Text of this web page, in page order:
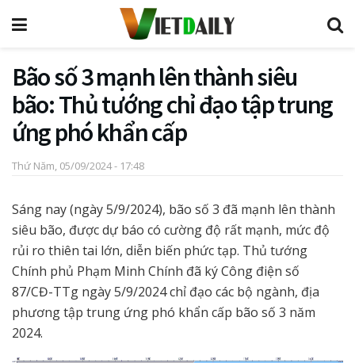
Bão số 3 mạnh lên thành siêu
bão: Thủ tướng chỉ đạo tập trung
ứng phó khẩn cấp
Thứ Năm, 05/09/2024 - 17:48
Sáng nay (ngày 5/9/2024), bão số 3 đã mạnh lên thành
siêu bão, được dự báo có cường độ rất mạnh, mức độ
rủi ro thiên tai lớn, diễn biến phức tạp. Thủ tướng
Chính phủ Phạm Minh Chính đã ký Công điện số
87/CĐ-TTg ngày 5/9/2024 chỉ đạo các bộ ngành, địa
phương tập trung ứng phó khẩn cấp bão số 3 năm
2024.